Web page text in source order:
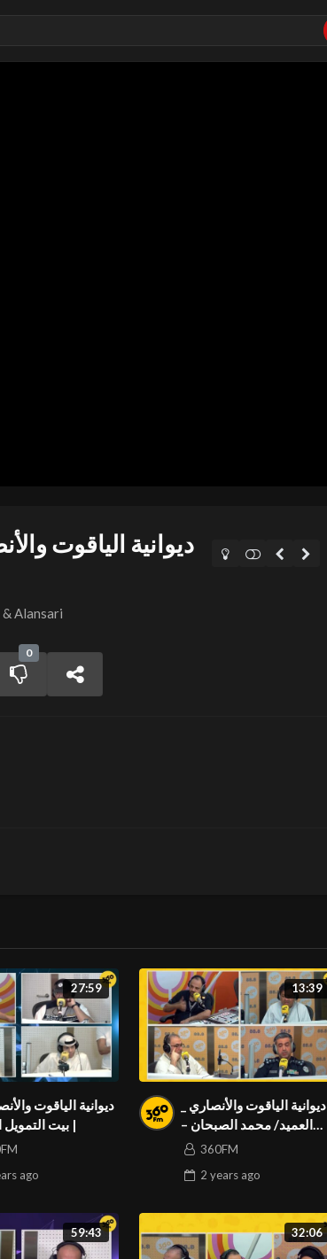
ديوانية الياقوت
Alansari
0
27:59
ديوانية الياقوت
| بيت التمويل
ago
13:39
ديوانية الياقوت والأنصاري _
العميد/ محمد الصبحان –
مدير إدارة تنسيق وزارة
360FM
2 yearsago
59:43 32:06